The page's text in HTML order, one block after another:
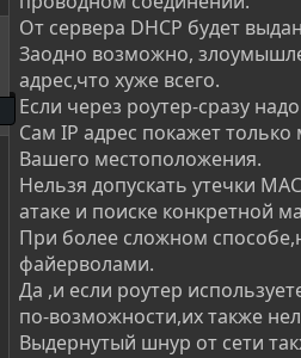
От сервера DHCP будет
Заодно возможно,
адрес,что хуже всего.
Если через роутер-сразу
Сам IP адрес покажет
Вашего местоположения.
Нельзя допускать утечки
атаке и поиске конкретной
При более сложном
файерволами.
Да ,и если роутер
по-возможности,их также
Выдернутый шнур от сети